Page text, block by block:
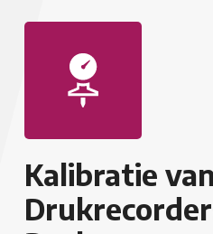
Kalibratie van